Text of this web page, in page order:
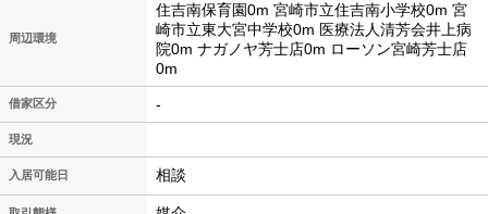
周辺環境
住吉南保育園0m 宮崎市立住吉南小学校0m 宮
崎市立東大宮中学校0m 医療法人清芳会井上病
院0m ナガノヤ芳士店0m ローソン宮崎芳士店
0m
借家区分 -
現況
入居可能日 相談